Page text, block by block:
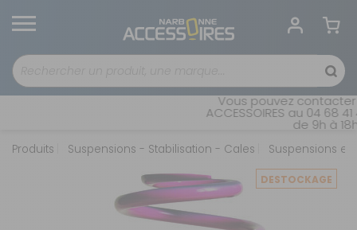
Vous pouvez contacter
ACCESSOIRES au 04 68
de 9h à
Produits Suspensions - Stabilisation - Cales Suspensions et
DESTOCKAGE